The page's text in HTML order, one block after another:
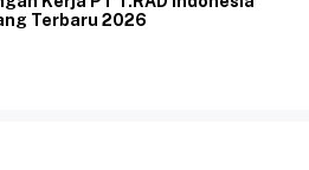
Terbaru 2026